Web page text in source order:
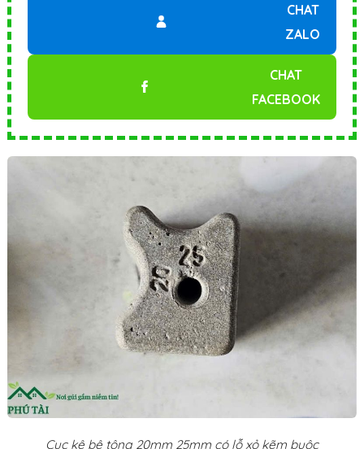
CHAT
ZALO
CHAT
FACEBOOK
Cục kê bê tông 20mm 25mm có lỗ xỏ kẽm buộc